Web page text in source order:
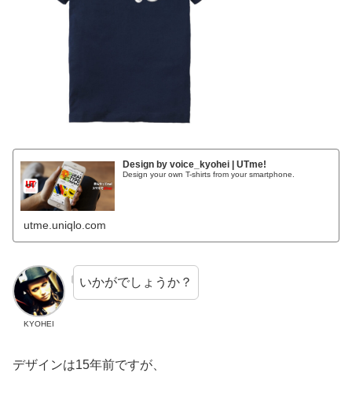
Design by voice_kyohei | UTme!
Design your own T-shirts from your smartphone.
utme.uniqlo.com
KYOHEI
いかがでしょうか？
デザインは15年前ですが、